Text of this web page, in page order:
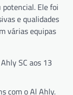
Ele foi
e qualidades
várias equipas
SC aos 13
com o Al Ahly.